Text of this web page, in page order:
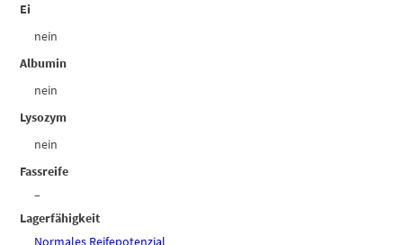
Ei
nein
Albumin
nein
Lysozym
nein
Fassreife
–
Lagerfähigkeit
Normales Reifepotenzial